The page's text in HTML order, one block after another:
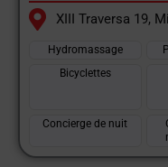
internationaux.
fleuves, mer, villes d'art,
toutes sortes d'itinéraires
Vacances à la montagne
Apennins toscanes et
l'organisation locale.
XIII Traversa 19,
Hydromassage
Bicyclettes
Concierge de nuit